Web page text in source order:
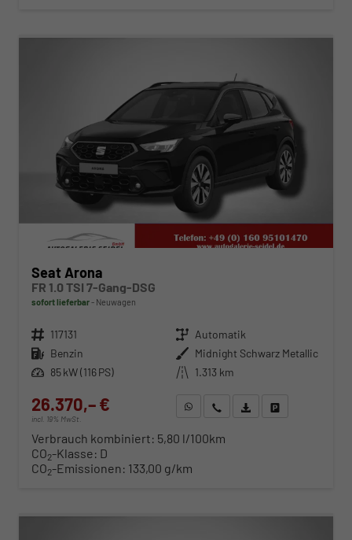
Seat Arona
FR 1.0 TSI 7-Gang-DSG
sofort lieferbar Neuwagen
Fahrzeugnr. 117131 Getriebe Automatik
Kraftstoff Benzin Außenfarbe Midnight Schwarz Metallic
Leistung 85 kW (116 PS) Kilometerstand 1.313 km
26.370,– €
incl. 19% MwSt.
WhatsApp anfragen
Wir rufen Sie anFahrzeugexposé (PDF)
Verbrauch kombiniert: 5,80 l/100km
CO2-Klasse: D
CO2-Emissionen: 133,00 g/km